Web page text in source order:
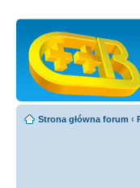
Strona główna forum ‹